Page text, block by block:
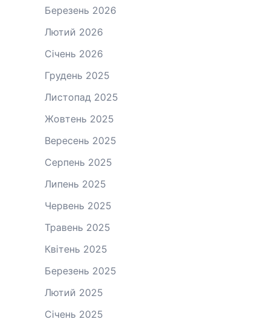
Березень 2026
Лютий 2026
Січень 2026
Грудень 2025
Листопад 2025
Жовтень 2025
Вересень 2025
Серпень 2025
Липень 2025
Червень 2025
Травень 2025
Квітень 2025
Березень 2025
Лютий 2025
Січень 2025